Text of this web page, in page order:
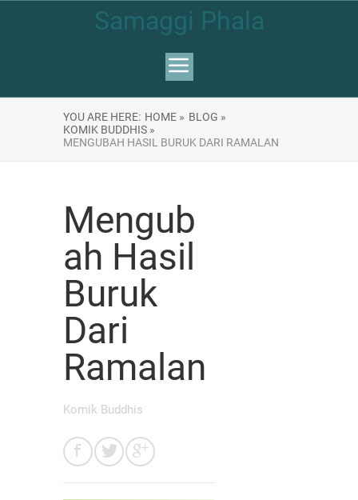
Samaggi Phala
YOU ARE HERE: HOME » BLOG »
KOMIK BUDDHIS »
MENGUBAH HASIL BURUK DARI RAMALAN
Mengub
ah Hasil
Buruk
Dari
Ramalan
Komik Buddhis